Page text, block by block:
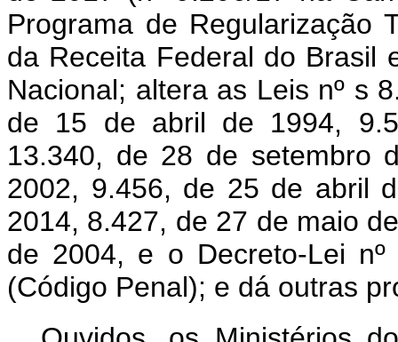
Programa de Regularização
da Receita Federal do Brasil
Nacional; altera as Leis nº s
de 15 de abril de 1994,
13.340, de 28 de setembro
2002, 9.456, de 25 de abril
2014, 8.427, de 27 de maio
de 2004, e o Decreto-Lei
(Código Penal); e dá outras